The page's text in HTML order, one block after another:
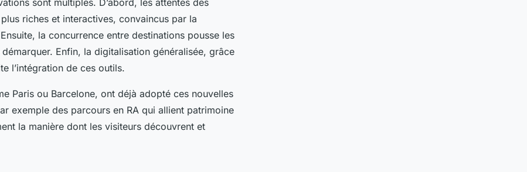
riches et interactives, convaincus par la
la concurrence entre destinations pousse les
Enfin, la digitalisation généralisée, grâce
l’intégration de ces outils.
Paris ou Barcelone, ont déjà adopté ces nouvelles
exemple des parcours en RA qui allient patrimoine
la manière dont les visiteurs découvrent et